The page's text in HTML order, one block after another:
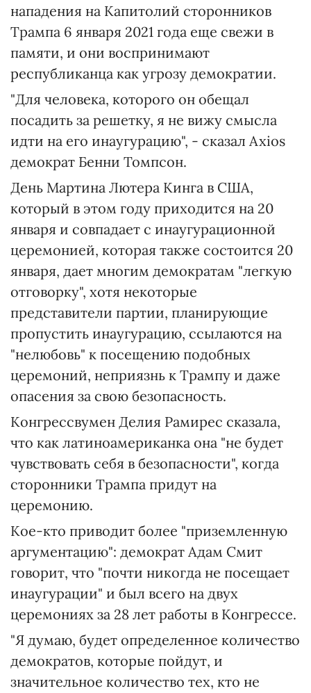
нападения на Капитолий сторонников
Трампа 6 января 2021 года еще свежи в
памяти, и они воспринимают
республиканца как угрозу демократии.
"Для человека, которого он обещал
посадить за решетку, я не вижу смысла
идти на его инаугурацию", - сказал Axios
демократ Бенни Томпсон.
День Мартина Лютера Кинга в США,
который в этом году приходится на 20
января и совпадает с инаугурационной
церемонией, которая также состоится 20
января, дает многим демократам "легкую
отговорку", хотя некоторые
представители партии, планирующие
пропустить инаугурацию, ссылаются на
"нелюбовь" к посещению подобных
церемоний, неприязнь к Трампу и даже
опасения за свою безопасность.
Конгрессвумен Делия Рамирес сказала,
что как латиноамериканка она "не будет
чувствовать себя в безопасности", когда
сторонники Трампа придут на
церемонию.
Кое-кто приводит более "приземленную
аргументацию": демократ Адам Смит
говорит, что "почти никогда не посещает
инаугурации" и был всего на двух
церемониях за 28 лет работы в Конгрессе.
"Я думаю, будет определенное количество
демократов, которые пойдут, и
значительное количество тех, кто не